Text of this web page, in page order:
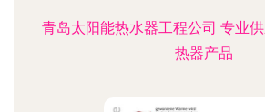
青岛太阳能热水器工程公司 专业
热器产品